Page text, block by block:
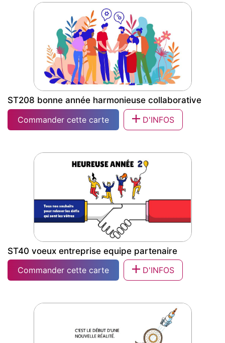
d'année
ST208 bonne année harmonieuse
collaborative
ST208 bonne année harmonieuse collaborative
Commander cette carte
D'INFOS
ST40 voeux entreprise equipe
ST40 voeux entreprise equipe partenaire
Commander cette carte
D'INFOS